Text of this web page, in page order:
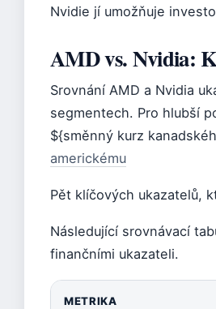
Nvidie jí umožňuje
AMD vs. Nvidia:
Srovnání AMD a Nvidia
segmentech. Pro hlubší
${směnný kurz
americkému
Pět klíčových ukazatelů,
Následující srovnávací
finančními ukazateli.
METRIKA